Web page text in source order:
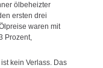
ölbeheizter
ersten drei
waren mit
Prozent,
kein Verlass. Das